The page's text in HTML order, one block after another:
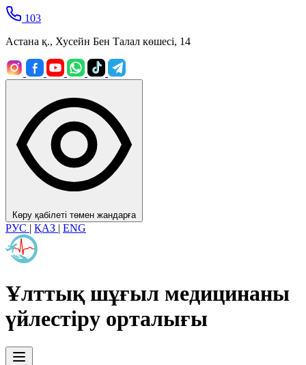
103
Астана қ., Хусейн Бен Талал көшесі, 14
Көру қабілеті төмен жандарға
РУС | ҚАЗ | ENG
Ұлттық шұғыл медицинаны
үйлестіру орталығы